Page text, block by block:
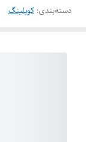
دسته‌بندی: کوپلینگ